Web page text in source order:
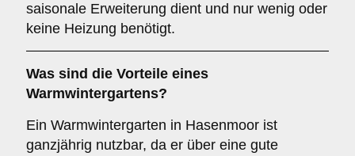
saisonale Erweiterung dient und nur wenig oder
keine Heizung benötigt.
Was sind die Vorteile eines
Warmwintergartens?
Ein Warmwintergarten in Hasenmoor ist
ganzjährig nutzbar, da er über eine gute